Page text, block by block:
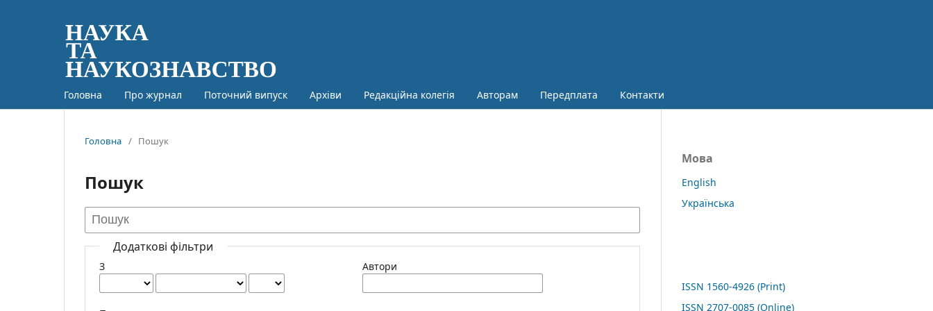
Головна Про журнал Поточний випуск Архіви Редакційна колегія Авторам Передплата Контакти
Головна / Пошук
Пошук
Додаткові фільтри
З Автори
Мова
English
Українська
ISSN 1560-4926 (Print)
ISSN 2707-0085 (Online)